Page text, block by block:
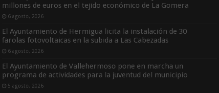
millones de euros en el tejido económico de La Gomera
6 agosto, 2026
El Ayuntamiento de Hermigua licita la instalación de 30
farolas fotovoltaicas en la subida a Las Cabezadas
6 agosto, 2026
El Ayuntamiento de Vallehermoso pone en marcha un
programa de actividades para la juventud del municipio
5 agosto, 2026